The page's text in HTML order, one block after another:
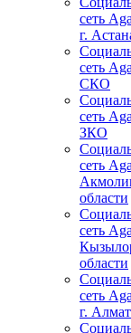
сеть
г.
сеть
СКО
сеть
ЗКО
сеть
области
сеть
области
сеть
г.